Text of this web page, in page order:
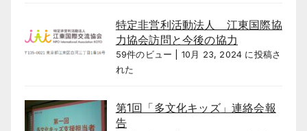
特定非営利活動法人 江東国際協
力協会訪問と今後の協力
59件のビュー
10月 23, 2024 に投稿さ
れた
第1回「多文化キッズ」連絡会報
告